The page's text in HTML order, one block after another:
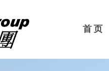
首 页